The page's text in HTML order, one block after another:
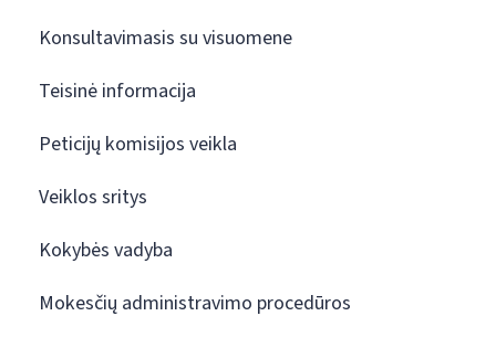
Konsultavimasis su visuomene
Teisinė informacija
Peticijų komisijos veikla
Veiklos sritys
Kokybės vadyba
Mokesčių administravimo procedūros